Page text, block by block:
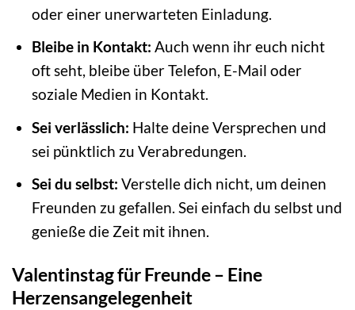
oder einer unerwarteten Einladung.
Bleibe in Kontakt: Auch wenn ihr euch nicht
oft seht, bleibe über Telefon, E-Mail oder
soziale Medien in Kontakt.
Sei verlässlich: Halte deine Versprechen und
sei pünktlich zu Verabredungen.
Sei du selbst: Verstelle dich nicht, um deinen
Freunden zu gefallen. Sei einfach du selbst und
genieße die Zeit mit ihnen.
Valentinstag für Freunde – Eine
Herzensangelegenheit